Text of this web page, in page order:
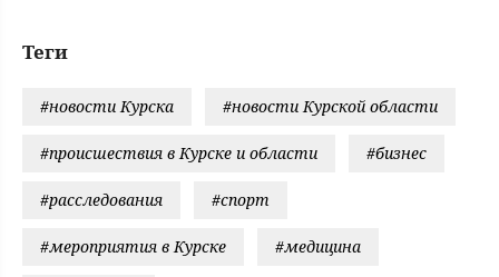
Теги
#новости Курска #новости Курской области
#происшествия в Курске и области #бизнес
#расследования #спорт
#мероприятия в Курске #медицина